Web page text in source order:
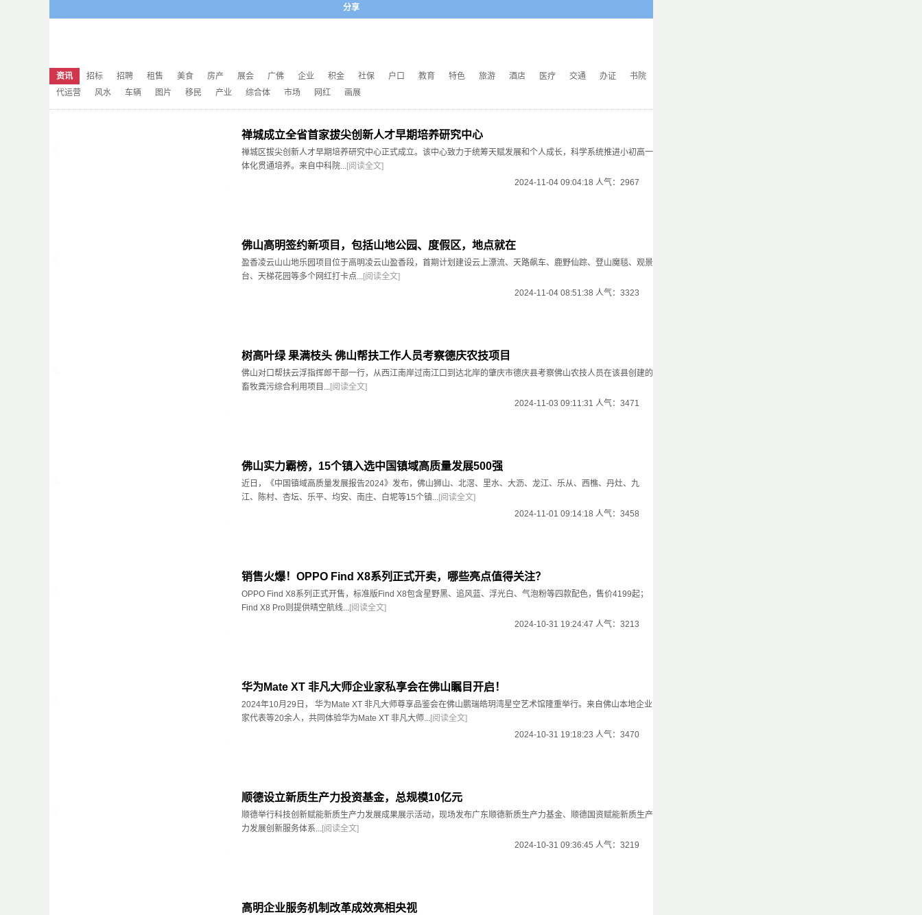
分享
资讯 招标 招聘 租售 美食 房产 展会 广佛 企业 积金 社保 户口 教育 特色 旅游 酒店 医疗 交通 办证
书院
代运营
风水 车辆 图片 移民 产业 综合体 市场 网红 画展
禅城成立全省首家拔尖创新人才早期培养研究中心
禅城区拔尖创新人才早期培养研究中心正式成立。该中心致力于统筹天赋发展和个人成长，科学系统推进小初高一
体化贯通培养。来自中科院...[阅读全文]
2024-11-04 09:04:18 人气：2967
佛山高明签约新项目，包括山地公园、度假区，地点就在
盈香凌云山山地乐园项目位于高明凌云山盈香段，首期计划建设云上漂流、天路飙车、鹿野仙踪、登山魔毯、观景
台、天梯花园等多个网红打卡点...[阅读全文]
2024-11-04 08:51:38 人气：3323
树高叶绿 果满枝头 佛山帮扶工作人员考察德庆农技项目
佛山对口帮扶云浮指挥郎干部一行，从西江南岸过南江口到达北岸的肇庆市德庆县考察佛山农技人员在该县创建的
畜牧粪污综合利用项目...[阅读全文]
2024-11-03 09:11:31 人气：3471
佛山实力霸榜，15个镇入选中国镇域高质量发展500强
近日，《中国镇域高质量发展报告2024》发布，佛山狮山、北滘、里水、大沥、龙江、乐从、西樵、丹灶、九
江、陈村、杏坛、乐平、均安、南庄、白坭等15个镇...[阅读全文]
2024-11-01 09:14:18 人气：3458
销售火爆！OPPO Find X8系列正式开卖，哪些亮点值得关注？
OPPO Find X8系列正式开售，标准版Find X8包含星野黑、追风蓝、浮光白、气泡粉等四款配色，售价4199起；
Find X8 Pro则提供晴空航线...[阅读全文]
2024-10-31 19:24:47 人气：3213
华为Mate XT 非凡大师企业家私享会在佛山瞩目开启！
2024年10月29日， 华为Mate XT 非凡大师尊享品鉴会在佛山鹏瑞皓玥湾星空艺术馆隆重举行。来自佛山本地企业
家代表等20余人，共同体验华为Mate XT 非凡大师...[阅读全文]
2024-10-31 19:18:23 人气：3470
顺德设立新质生产力投资基金，总规模10亿元
顺德举行科技创新赋能新质生产力发展成果展示活动，现场发布广东顺德新质生产力基金、顺德国资赋能新质生产
力发展创新服务体系...[阅读全文]
2024-10-31 09:36:45 人气：3219
高明企业服务机制改革成效亮相央视